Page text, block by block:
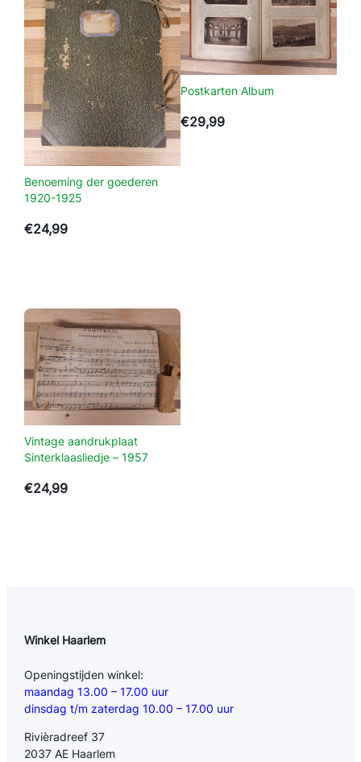
t
a
n
a
l
Benoeming der goederen
1920-1925
€24,99
Postkarten Album
€29,99
Vintage aandrukplaat
Sinterklaasliedje – 1957
€24,99
Winkel Haarlem
Openingstijden winkel:
maandag 13.00 – 17.00 uur
dinsdag t/m zaterdag 10.00 – 17.00 uur
Rivièradreef 37
2037 AE Haarlem